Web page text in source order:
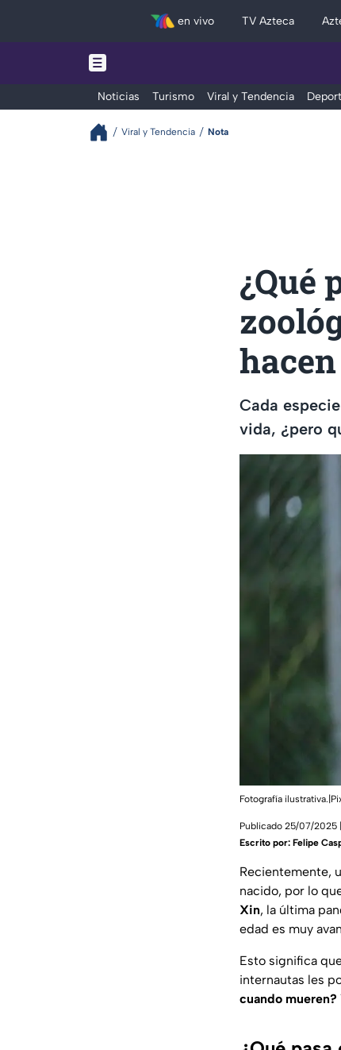
en vivo TV Azteca
Noticias Turismo Viral y Tendencia
Viral y Tendencia Nota
¿Qué
Cada
vida, ¿pero
Fotografía
Publicado 25/07/2025 |
Escrito por: Felipe
Recientemente,
nacido, por lo
Xin, la última
edad es muy
Esto significa
internautas les
cuando mueren?